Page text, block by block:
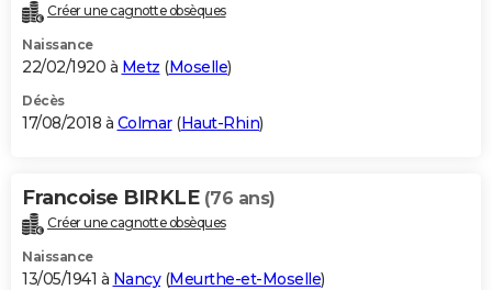
Créer une cagnotte obsèques
Naissance
22/02/1920 à Metz (Moselle)
Décès
17/08/2018 à Colmar(Haut-Rhin)
Francoise BIRKLE (76 ans)
Créer une cagnotte obsèques
Naissance
13/05/1941 à Nancy(Meurthe-et-Moselle)